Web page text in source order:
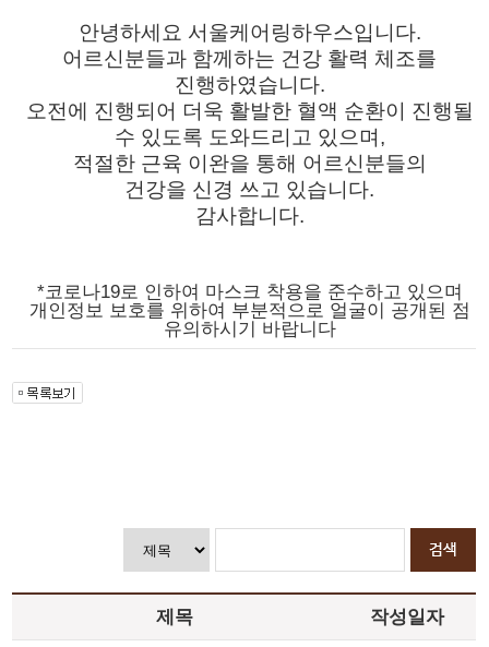
안녕하세요 서울케어링하우스입니다.
어르신분들과 함께하는 건강 활력 체조를
진행하였습니다.
오전에 진행되어 더욱 활발한 혈액 순환이 진행될
수 있도록 도와드리고 있으며,
적절한 근육 이완을 통해 어르신분들의
건강을 신경 쓰고 있습니다.
감사합니다.
*코로나19로 인하여 마스크 착용을 준수하고 있으며
개인정보 보호를 위하여 부분적으로 얼굴이 공개된 점
유의하시기 바랍니다
제목 작성일자